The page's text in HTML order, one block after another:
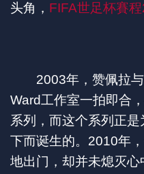
头角， FIFA世足杯賽
2003年，赞佩拉与
Ward工作室一拍即合
系列，而这个系列正
下而诞生的。2010年
地出门，却并未熄灭